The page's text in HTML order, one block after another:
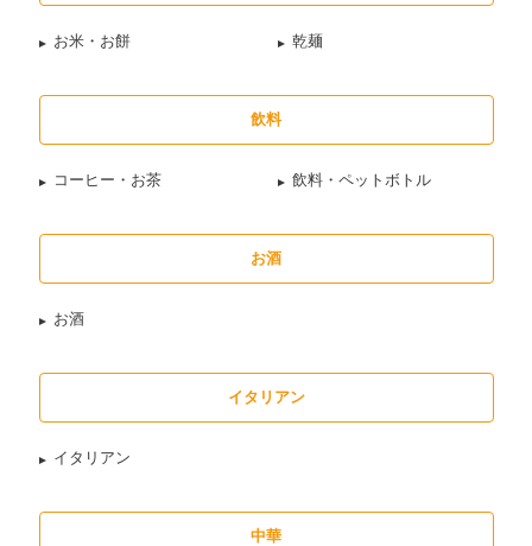
お米・お餅 乾麺
飲料
コーヒー・お茶 飲料・ペットボトル
お酒
お酒
イタリアン
イタリアン
中華